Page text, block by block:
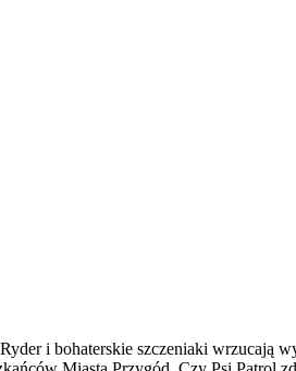
i bohaterskie szczeniaki wrzucają